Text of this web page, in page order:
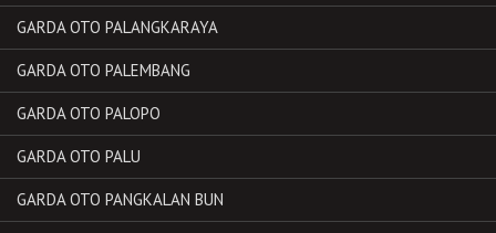
GARDA OTO PALANGKARAYA
GARDA OTO PALEMBANG
GARDA OTO PALOPO
GARDA OTO PALU
GARDA OTO PANGKALAN BUN